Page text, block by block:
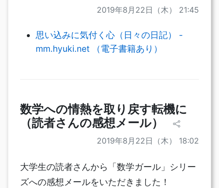
2019年8月22日（木） 21:45
思い込みに気付く心（日々の日記） -
mm.hyuki.net （電子書籍あり）
数学への情熱を取り戻す転機に
（読者さんの感想メール）
2019年8月22日（木） 18:02
大学生の読者さんから「数学ガール」シリー
ズへの感想メールをいただきました！